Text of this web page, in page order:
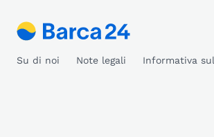
Su di noi Note legali Informativa